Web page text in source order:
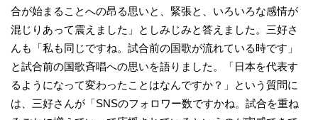
合が始まることへの昂る思いと、緊張と、いろいろな感情が
混じりあって震えました」としみじみと答えました。三好さ
んも「私も同じですね。試合前の国歌が流れている時です」
と試合前の国歌斉唱への思いを語りました。「日本を代表す
るようになって変わったことはなんですか？」という質問に
は、三好さんが「SNSのフォロワー数ですかね。試合を重ね